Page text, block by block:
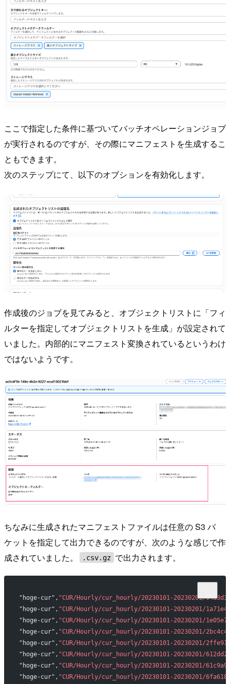
ここで指定した条件に基づいてバッチオペレーションジョブ
が実行されるのですが、その際にマニフェストを生成するこ
ともできます。
次のステップにて、以下のオブションを有効化します。
作成後のジョブを見てみると、オブジェクトリストに「フィ
ルターを指定してオブジェクトリストを生成」が設定されて
いました。内部的にマニフェスト変換されているというわけ
ではないようです。
ちなみに生成されたマニフェストファイルは任意の S3 バ
ケットを指定して出力できるのですが、次のような感じで作
成されていました。
.csv.gz で出力されます。
"hoge-cur", "CUR/Hourly/cur_hourly/20230101-20230201/
"hoge-cur", "CUR/Hourly/cur_hourly/20230101-20230201/
"hoge-cur", "CUR/Hourly/cur_hourly/20230101-20230201/
"hoge-cur", "CUR/Hourly/cur_hourly/20230101-20230201/
"hoge-cur", "CUR/Hourly/cur_hourly/20230101-20230201/
"hoge-cur", "CUR/Hourly/cur_hourly/20230101-20230201/
"hoge-cur", "CUR/Hourly/cur_hourly/20230101-20230201/
"hoge-cur", "CUR/Hourly/cur_hourly/20230101-20230201/